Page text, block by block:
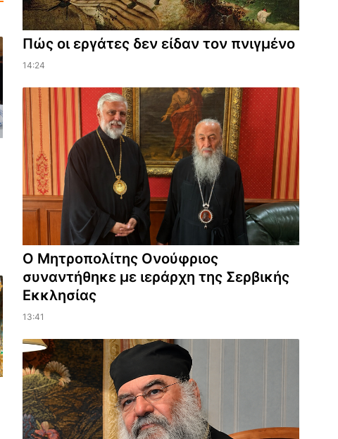
Πώς οι εργάτες δεν είδαν τον πνιγμένο
14:24
Ο Μητροπολίτης Ονούφριος
συναντήθηκε με ιεράρχη της Σερβικής
Εκκλησίας
13:41